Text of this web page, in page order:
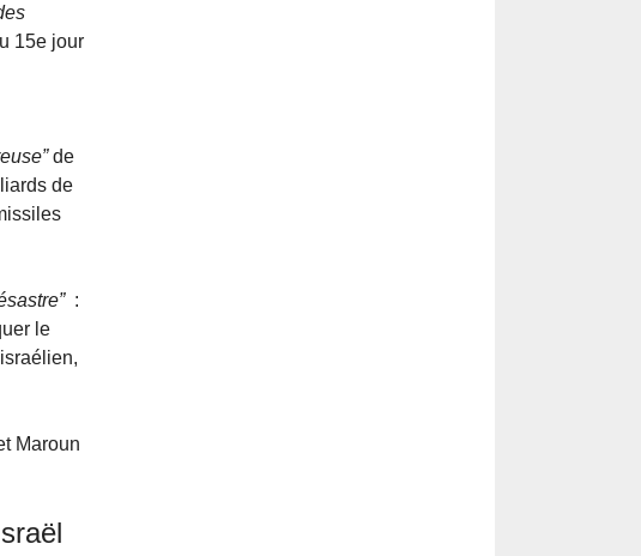
15e jour
de
de
:
le
Maroun